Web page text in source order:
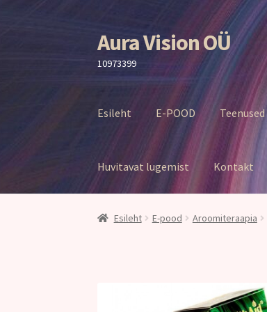
Liigu
navigeerimisele
Liigu
sisu
juurde
Aura Vision OÜ
10973399
Esileht E-POOD Teenused
Huvitavat lugemist Kontakt
Esileht E-pood Aroomiteraapia